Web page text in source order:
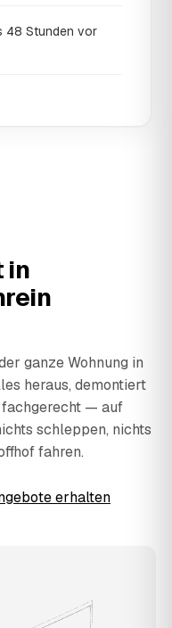
48 Stunden vor
in
ganze Wohnung in
heraus, demontiert
fachgerecht — auf
schleppen, nichts
fahren.
erhalten